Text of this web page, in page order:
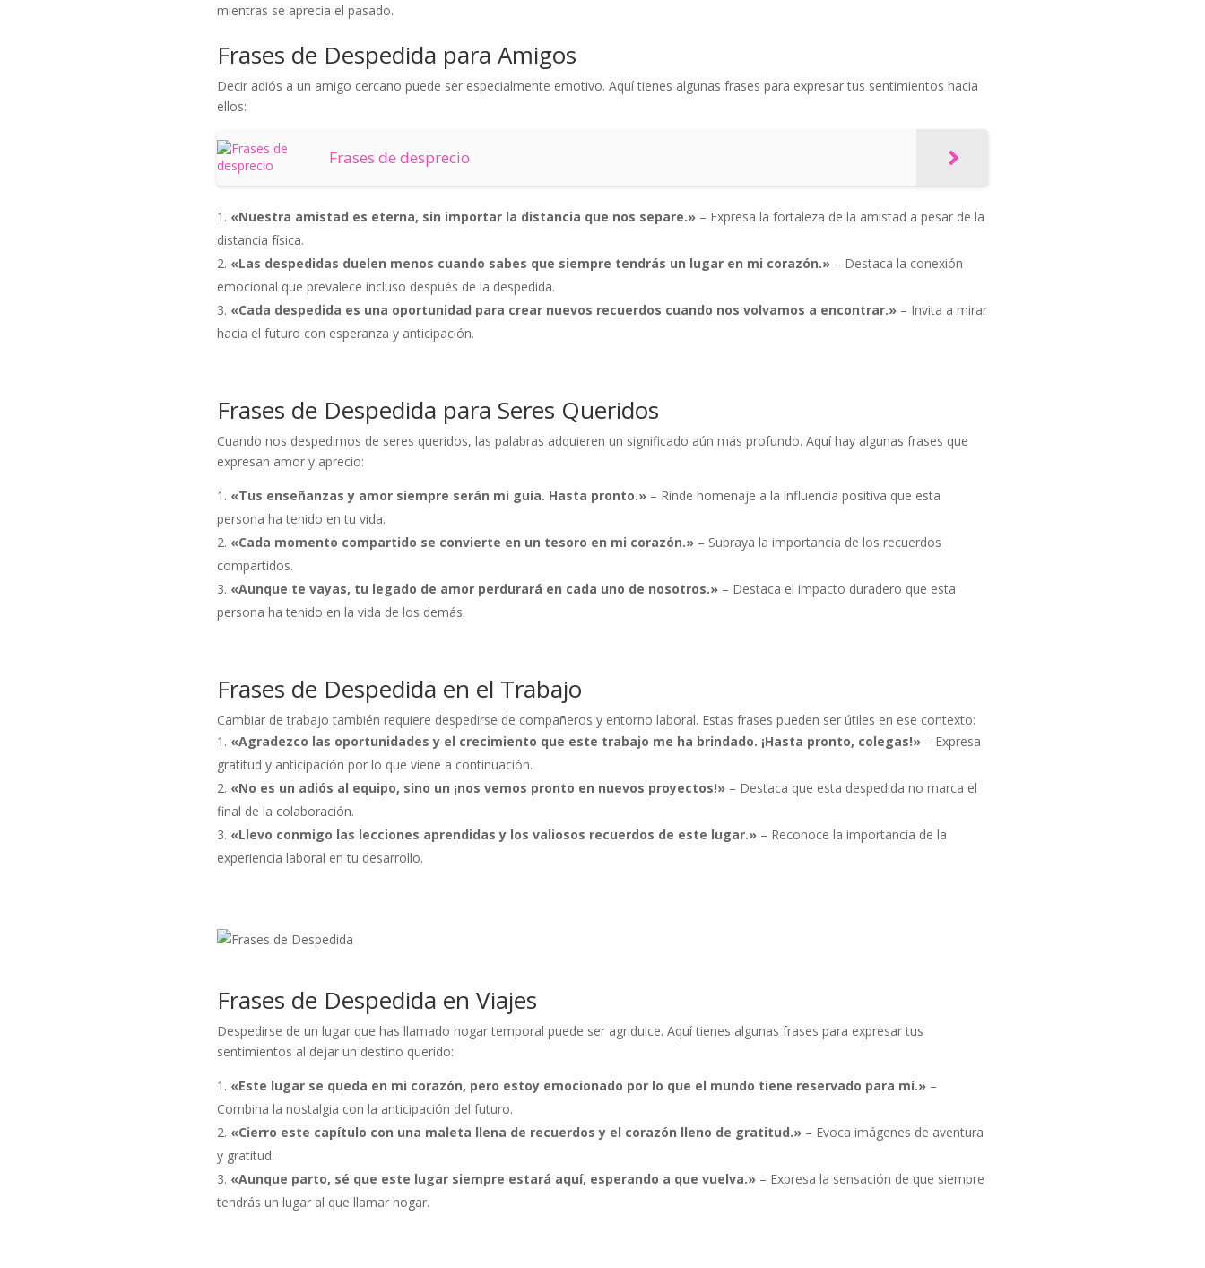
mientras se aprecia el pasado.
Frases de Despedida para Amigos
Decir adiós a un amigo cercano puede ser especialmente emotivo. Aquí tienes algunas frases para expresar tus sentimientos hacia
ellos:
Frases de desprecio
«Nuestra amistad es eterna, sin importar la distancia que nos separe.»– Expresa la fortaleza de la amistad a pesar de la
distancia física.
«Las despedidas duelen menos cuando sabes que siempre tendrás un lugar en mi corazón.»– Destaca la conexión
emocional que prevalece incluso después de la despedida.
«Cada despedida es una oportunidad para crear nuevos recuerdos cuando nos volvamos a encontrar.»– Invita a mirar
hacia el futuro con esperanza y anticipación.
Frases de Despedida para Seres Queridos
Cuando nos despedimos de seres queridos, las palabras adquieren un significado aún más profundo. Aquí hay algunas frases que
expresan amor y aprecio:
«Tus enseñanzas y amor siempre serán mi guía. Hasta pronto.»– Rinde homenaje a la influencia positiva que esta
persona ha tenido en tu vida.
«Cada momento compartido se convierte en un tesoro en mi corazón.»– Subraya la importancia de los recuerdos
compartidos.
«Aunque te vayas, tu legado de amor perdurará en cada uno de nosotros.»– Destaca el impacto duradero que esta
persona ha tenido en la vida de los demás.
Frases de Despedida en el Trabajo
Cambiar de trabajo también requiere despedirse de compañeros y entorno laboral. Estas frases pueden ser útiles en ese contexto:
«Agradezco las oportunidades y el crecimiento que este trabajo me ha brindado. ¡Hasta pronto, colegas!»– Expresa
gratitud y anticipación por lo que viene a continuación.
«No es un adiós al equipo, sino un ¡nos vemos pronto en nuevos proyectos!»– Destaca que esta despedida no marca el
final de la colaboración.
«Llevo conmigo las lecciones aprendidas y los valiosos recuerdos de este lugar.»– Reconoce la importancia de la
experiencia laboral en tu desarrollo.
Frases de Despedida en Viajes
Despedirse de un lugar que has llamado hogar temporal puede ser agridulce. Aquí tienes algunas frases para expresar tus
sentimientos al dejar un destino querido:
«Este lugar se queda en mi corazón, pero estoy emocionado por lo que el mundo tiene reservado para mí.»–
Combina la nostalgia con la anticipación del futuro.
«Cierro este capítulo con una maleta llena de recuerdos y el corazón lleno de gratitud.»– Evoca imágenes de aventura
y gratitud.
«Aunque parto, sé que este lugar siempre estará aquí, esperando a que vuelva.»– Expresa la sensación de que siempre
tendrás un lugar al que llamar hogar.